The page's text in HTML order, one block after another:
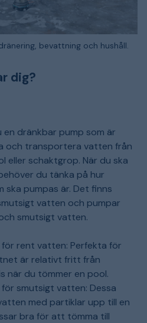
bevattning och hushåll.
dig?
dränkbar pump som är
och transportera vatten från
eller schaktgrop. När du ska
du tänka på hur
pumpas är. Det finns
vatten och pumpar
smutsigt vatten.
rent vatten: Perfekta för
är relativt fritt från
när du tömmer en pool.
smutsigt vatten: Dessa
med partiklar upp till en
bra för att tömma till